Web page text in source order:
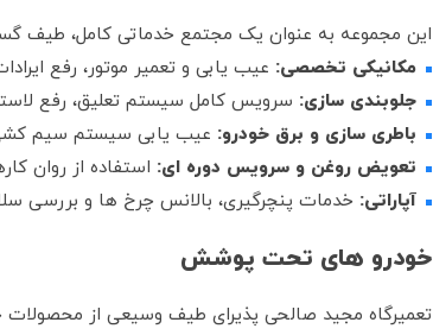
این مجموعه به عنوان یک مجتمع خدماتی کامل، طیف
مکانیکی تخصصی: عیب یابی و تعمیر موتور، رفع
جلوبندی سازی: سرویس کامل سیستم تعلیق، رفع
باطری سازی و برق خودرو: عیب یابی سیستم سیم
تعویض روغن و سرویس دوره ای: استفاده از روان
آپاراتی: خدمات پنچرگیری، بالانس چرخ ها و بررسی
خودرو های تحت پوشش
تعمیرگاه مجید صالحی پذیرای طیف وسیعی از محصولات